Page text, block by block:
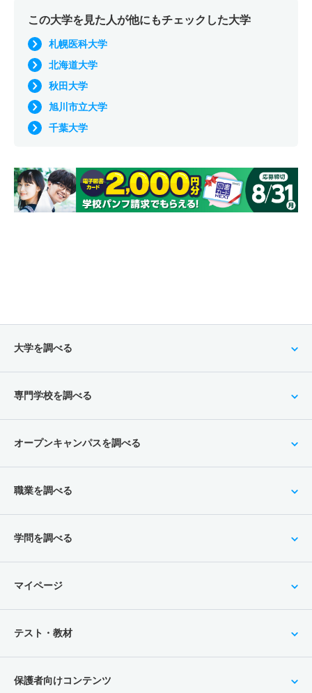
この大学を見た人が他にもチェックした大学
札幌医科大学
北海道大学
秋田大学
旭川市立大学
千葉大学
大学を調べる
専門学校を調べる
オープンキャンパスを調べる
職業を調べる
学問を調べる
マイページ
テスト・教材
保護者向けコンテンツ